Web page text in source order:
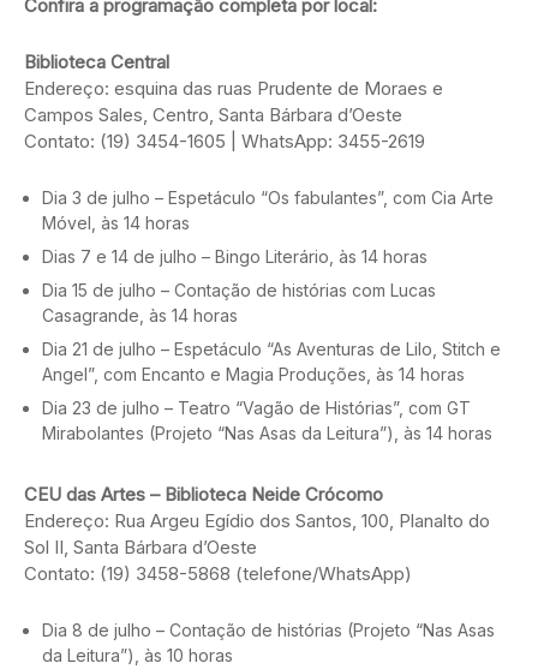
Confira a programação completa por local:
Biblioteca Central
Endereço: esquina das ruas Prudente de Moraes e
Campos Sales, Centro, Santa Bárbara d’Oeste
Contato: (19) 3454-1605 | WhatsApp: 3455-2619
Dia 3 de julho – Espetáculo “Os fabulantes”, com Cia Arte
Móvel, às 14 horas
Dias 7 e 14 de julho – Bingo Literário, às 14 horas
Dia 15 de julho – Contação de histórias com Lucas
Casagrande, às 14 horas
Dia 21 de julho – Espetáculo “As Aventuras de Lilo, Stitch e
Angel”, com Encanto e Magia Produções, às 14 horas
Dia 23 de julho – Teatro “Vagão de Histórias”, com GT
Mirabolantes (Projeto “Nas Asas da Leitura”), às 14 horas
CEU das Artes – Biblioteca Neide Crócomo
Endereço: Rua Argeu Egídio dos Santos, 100, Planalto do
Sol II, Santa Bárbara d’Oeste
Contato: (19) 3458-5868 (telefone/WhatsApp)
Dia 8 de julho – Contação de histórias (Projeto “Nas Asas
da Leitura”), às 10 horas